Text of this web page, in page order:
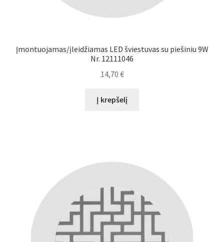
Įmontuojamas/įleidžiamas LED šviestuvas su piešiniu 9W
Nr. 12111046
14,70 €
Į krepšelį